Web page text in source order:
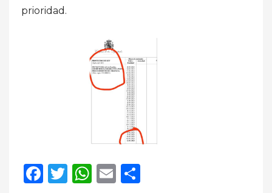
prioridad.
Facebook
Twitter
WhatsApp
Email